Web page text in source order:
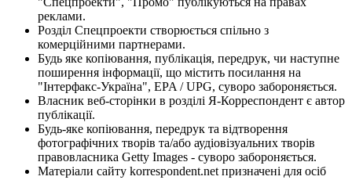
реклами.
Розділ Спецпроекти створюється спільно з
комерційними партнерами.
Будь яке копіювання, публікація, передрук, чи наступне
поширення інформації, що містить посилання на
"Інтерфакс-Україна", EPA / UPG, суворо забороняється.
Власник веб-сторінки в розділі Я-Корреспондент є автор
публікації.
Будь-яке копіювання, передрук та відтворення
фотографічних творів та/або аудіовізуальних творів
правовласника Getty Images - суворо забороняється.
Матеріали сайту korrespondent.net призначені для осіб